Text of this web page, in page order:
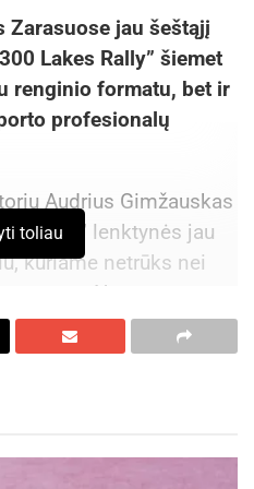
Zarasuose jau šeštąjį
Lakes Rally” šiemet
renginio formatu, bet ir
profesionalų
Audrius Gimžauskas
Rally” lenktynės jau
kuriame netrūks nei
„Net patys
pagreitį
Šių metų ralis
– šiemet turime net
toliau